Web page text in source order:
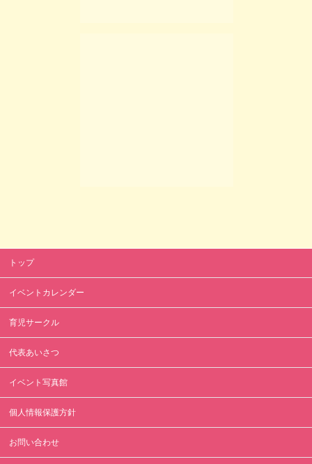
トップ
イベントカレンダー
育児サークル
代表あいさつ
イベント写真館
個人情報保護方針
お問い合わせ